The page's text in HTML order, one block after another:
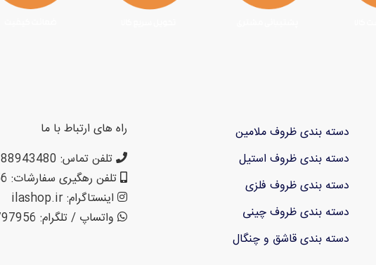
دسته بندی ظروف ملامین
دسته بندی ظروف استیل
دسته بندی ظروف فلزی
دسته بندی ظروف چینی
دسته بندی قاشق و چنگال
راه های ارتباط با ما
تلفن تماس: 02188943480 – 02155470813 – 02155470280
تلفن رهگیری سفارشات: 09199797956
اینستاگرام: ilashop.ir
واتساپ / تلگرام: 09199797956